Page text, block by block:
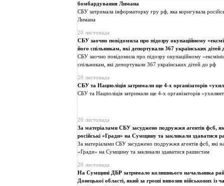
бомбардування Лимана
СБУ затримала інформаторку гру рф, яка коригувала
Лимана
20 листопада
СБУ заочно повідомила про підозру окупаційному
його спільникам, які депортували 367 українських дітей
СБУ заочно повідомила про підозру окупаційному
спільникам, які депортували 367 українських дітей до рф
20 листопада
СБУ та Нацполіція затримали ще 4-х організаторів
СБУ та Нацполіція затримали ще 4-х організаторів
20 листопада
За матеріалами СБУ засуджено подружжя агентів фсб,
російські «Гради» на Сумщину та закликали здаватися
За матеріалами СБУ засуджено подружжя агентів фсб, які
«Гради» на Сумщину та закликали здаватися рашистам
20 листопада
На Сумщині ДБР затримало колишнього начальника
Донецької області, який за гроші вивозив військових із